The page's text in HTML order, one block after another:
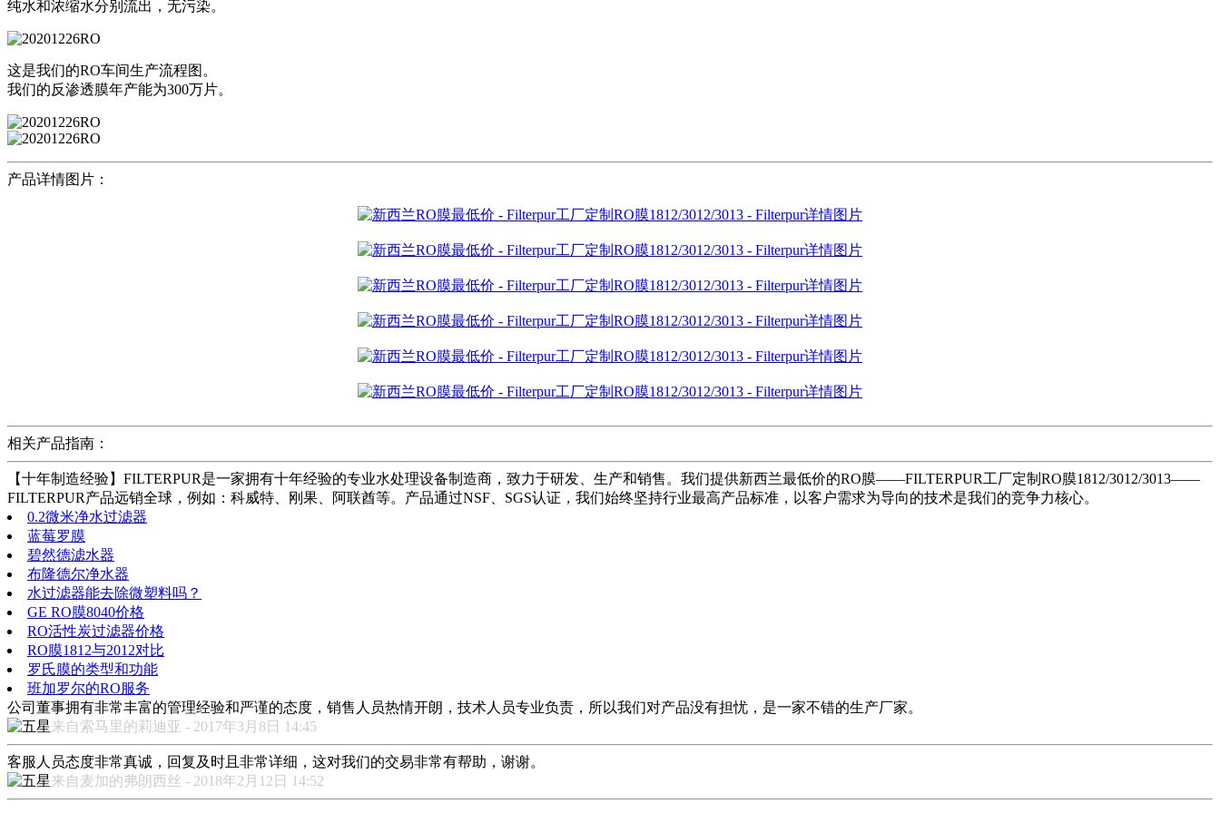
纯水和浓缩水分别流出，无污染。
这是我们的RO车间生产流程图。
我们的反渗透膜年产能为300万片。
产品详情图片：
相关产品指南：
【十年制造经验】FILTERPUR是一家拥有十年经验的专业水处理设备制造商，致力于研发、生产和销售。我们提供新西兰最低价的RO膜——FILTERPUR工厂定制RO膜1812/3012/3013——
FILTERPUR产品远销全球，例如：科威特、刚果、阿联酋等。产品通过NSF、SGS认证，我们始终坚持行业最高产品标准，以客户需求为导向的技术是我们的竞争力核心。
0.2微米净水过滤器
蓝莓罗膜
碧然德滤水器
布隆德尔净水器
水过滤器能去除微塑料吗？
GE RO膜8040价格
RO活性炭过滤器价格
RO膜1812与2012对比
罗氏膜的类型和功能
班加罗尔的RO服务
公司董事拥有非常丰富的管理经验和严谨的态度，销售人员热情开朗，技术人员专业负责，所以我们对产品没有担忧，是一家不错的生产厂家。
来自索马里的莉迪亚 - 2017年3月8日 14:45
客服人员态度非常真诚，回复及时且非常详细，这对我们的交易非常有帮助，谢谢。
来自麦加的弗朗西丝 - 2018年2月12日 14:52